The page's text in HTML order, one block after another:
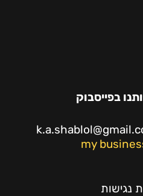
בפייסבוק
נגישות